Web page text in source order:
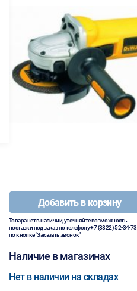
Добавить в корзину
Товара нет в наличии, уточняйте возможность
поставки под заказ по телефону+7 (3822) 52-34-73
по кнопке "Заказать звонок"
Наличие в магазинах
Нет в наличии на складах